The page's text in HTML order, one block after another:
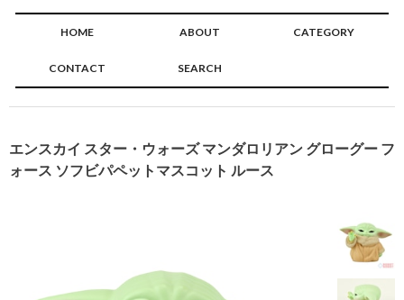
HOME ABOUT CATEGORY
CONTACT SEARCH
エンスカイ スター・ウォーズ マンダロリアン グローグー フ
ォース ソフビパペットマスコット ルース